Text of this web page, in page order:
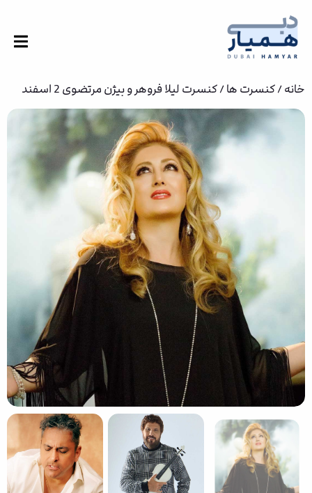
خانه/کنسرت ها/ کنسرت لیلا فروهر و بیژن مرتضوی 2 اسفند